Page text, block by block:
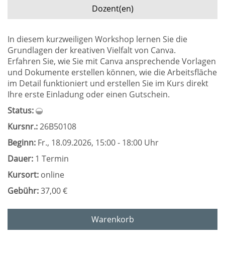
Dozent(en)
In diesem kurzweiligen Workshop lernen Sie die
Grundlagen der kreativen Vielfalt von Canva.
Erfahren Sie, wie Sie mit Canva ansprechende Vorlagen
und Dokumente erstellen können, wie die Arbeitsfläche
im Detail funktioniert und erstellen Sie im Kurs direkt
Ihre erste Einladung oder einen Gutschein.
Status:
Kursnr.:26B50108
Beginn: Fr., 18.09.2026, 15:00 - 18:00 Uhr
Dauer: 1 Termin
Kursort: online
Gebühr:37,00 €
Warenkorb